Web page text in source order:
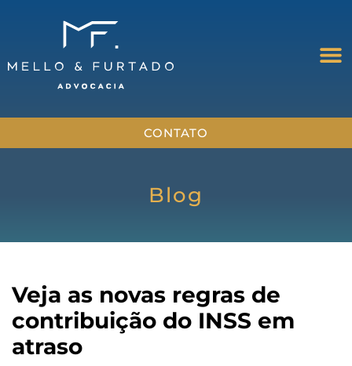
CONTATO
Blog
Veja as novas regras de
contribuição do INSS em
atraso